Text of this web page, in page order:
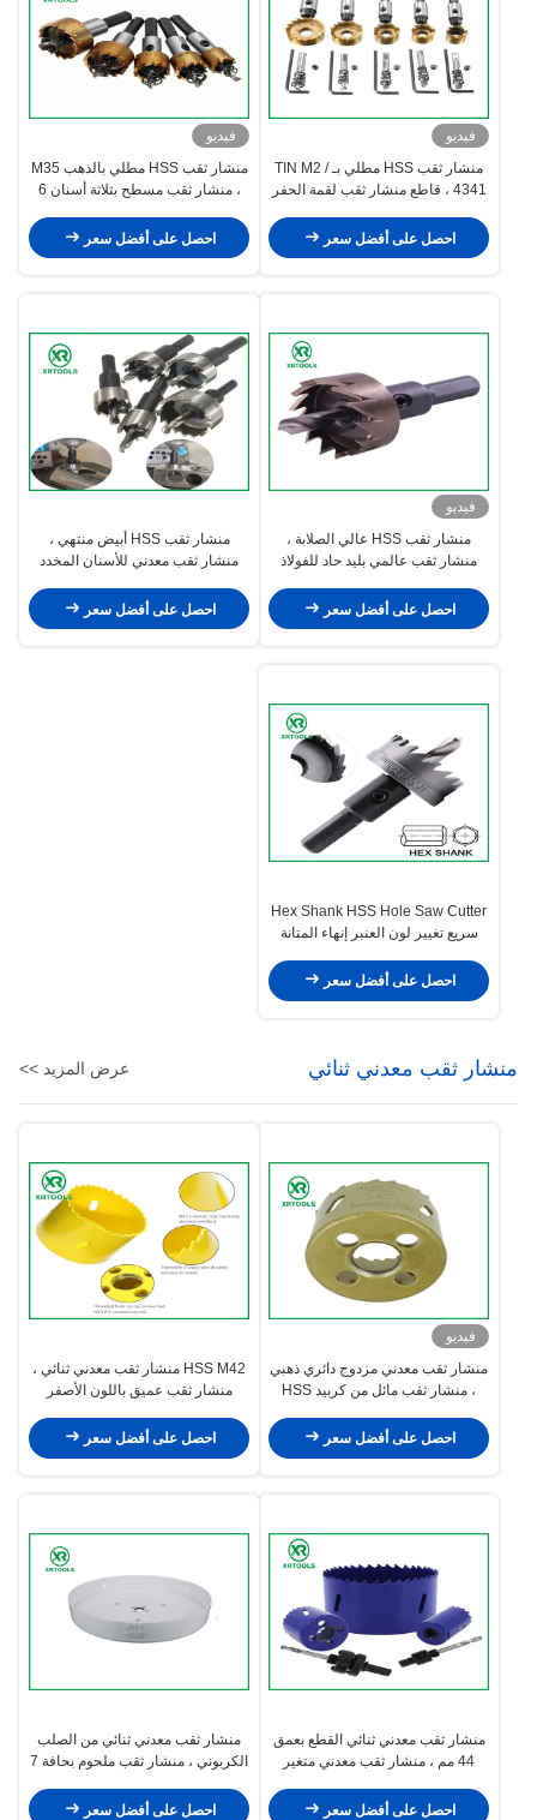
فيديو
منشار ثقب HSS مطلي بـ TIN M2 /
4341 ، قاطع منشار ثقب لقمة الحفر
احصل على أفضل سعر
فيديو
منشار ثقب HSS مطلي بالذهب M35
، منشار ثقب مسطح بثلاثة أسنان 6
احصل على أفضل سعر
فيديو
منشار ثقب HSS عالي الصلابة ،
منشار ثقب عالمي بليد حاد للفولاذ
احصل على أفضل سعر
منشار ثقب HSS أبيض منتهي ،
منشار ثقب معدني للأسنان المخدد
احصل على أفضل سعر
Hex Shank HSS Hole Saw Cutter
سريع تغيير لون العنبر إنهاء المتانة
احصل على أفضل سعر
منشار ثقب معدني ثنائي عرض المزيد >>
فيديو
منشار ثقب معدني مزدوج دائري ذهبي
، منشار ثقب مائل من كربيد HSS
احصل على أفضل سعر
HSS M42 منشار ثقب معدني ثنائي ،
منشار ثقب عميق باللون الأصفر
احصل على أفضل سعر
منشار ثقب معدني ثنائي القطع بعمق
44 مم ، منشار ثقب معدني متغير
احصل على أفضل سعر
منشار ثقب معدني ثنائي من الصلب
الكربوني ، منشار ثقب ملحوم بحافة 7
احصل على أفضل سعر